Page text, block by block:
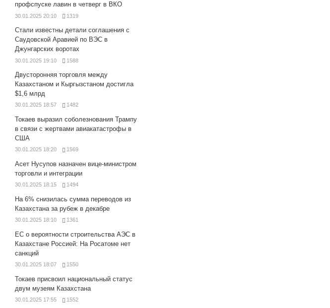
профспуске лавин в четверг в ВКО
30.01.2025 20:10 1319
Стали известны детали соглашения с
Саудовской Аравией по ВЭС в
Джунгарских воротах
30.01.2025 19:10 1588
Двусторонняя торговля между
Казахстаном и Кыргызстаном достигла
$1,6 млрд
30.01.2025 18:57 1482
Токаев выразил соболезнования Трампу
в связи с жертвами авиакатастрофы в
США
30.01.2025 18:20 1569
Асет Нусупов назначен вице-министром
торговли и интеграции
30.01.2025 18:15 1494
На 6% снизилась сумма переводов из
Казахстана за рубеж в декабре
30.01.2025 18:10 1361
ЕС о вероятности строительства АЭС в
Казахстане Россией: На Росатоме нет
санкций
30.01.2025 18:07 1550
Токаев присвоил национальный статус
двум музеям Казахстана
30.01.2025 17:55 1552